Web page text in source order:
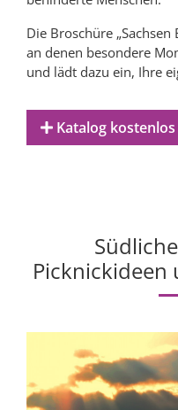
Die Broschüre
an denen besondere
und lädt dazu ein, Ihre
Katalog